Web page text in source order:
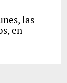
las
en